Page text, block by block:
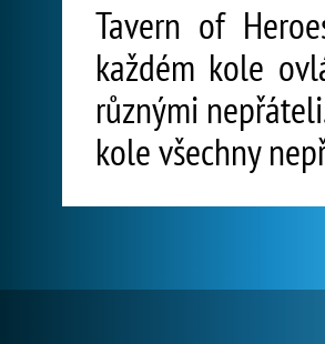
Tavern of
každém kole
různými
kole všechny